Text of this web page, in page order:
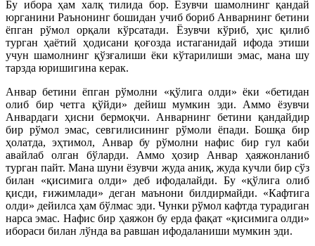
Бу ибора ҳам халқ тилида бор. Ёзувчи шамолнинг қандай
юрганини Раънонинг бошидан учиб бориб Анварнинг бетини
ёпган рўмол орқали кўрсатади. Ёзувчи кўриб, ҳис қилиб
турган ҳаётий ҳодисани қоғозда истаганидай ифода этиши
учун шамолнинг қўзғалиши ёки кўтарилиши эмас, мана шу
тарзда юришигина керак.
Анвар бетини ёпган рўмолни «қўлига олди» ёки «бетидан
олиб бир четга қўйди» дейиш мумкин эди. Аммо ёзувчи
Анвардаги ҳисни бермоқчи. Анварнинг бетини қандайдир
бир рўмол эмас, севгилисининг рўмоли ёпади. Бошқа бир
ҳолатда, эҳтимол, Анвар бу рўмолни нафис бир гул каби
авайлаб олган бўларди. Аммо ҳозир Анвар ҳаяжонланиб
турган пайт. Мана шуни ёзувчи жуда аниқ, жуда кучли бир сўз
билан «қисимига олди» деб ифодалайди. Бу «қўлига олиб
қисди, ғижимлади» деган маънони билдирмайди. «Кафтига
олди» дейилса ҳам бўлмас эди. Чунки рўмол кафтда турадиган
нарса эмас. Нафис бир ҳаяжон бу ерда фақат «қисимига олди»
ибораси билан лўнда ва равшан ифодаланиши мумкин эди.